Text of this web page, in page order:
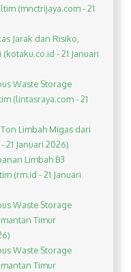
(mnctrijaya.com - 21
Jarak dan Risiko,
- 21 Januari
Waste Storage
(lintasraya.com - 21
Limbah Migas dari
21 Januari 2026)
Limbah B3
(rm.id - 21 Januari
Waste Storage
Timur
Waste Storage
Timur